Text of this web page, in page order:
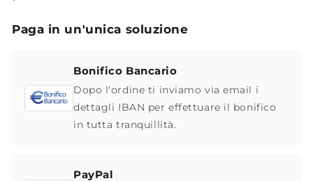
Paga in un'unica soluzione
Bonifico Bancario
Dopo l'ordine ti inviamo via email i
dettagli IBAN per effettuare il bonifico
in tutta tranquillità.
PayPal